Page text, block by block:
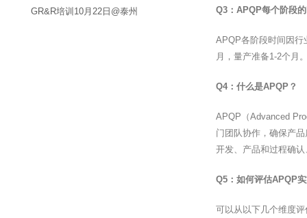
Q3：APQP每个阶段
APQP各阶段时间因行
月，量产准备1-2个月
Q4：什么是APQP？
APQP（Advanced
门团队协作，确保产
开发、产品和过程确
Q5：如何评估APQP
可以从以下几个维度
GR&R培训10月22日@泰州